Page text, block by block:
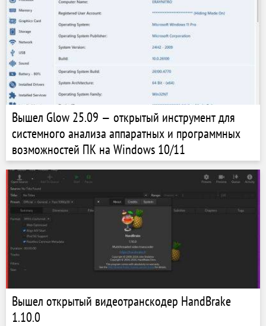
Вышел Glow 25.09 — открытый инструмент для
системного анализа аппаратных и программных
возможностей ПК на Windows 10/11
Вышел открытый видеотранскодер HandBrake
1.10.0